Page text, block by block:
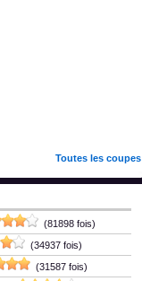
Toutes les coupes
(81898 fois)
(34937 fois)
(31587 fois)